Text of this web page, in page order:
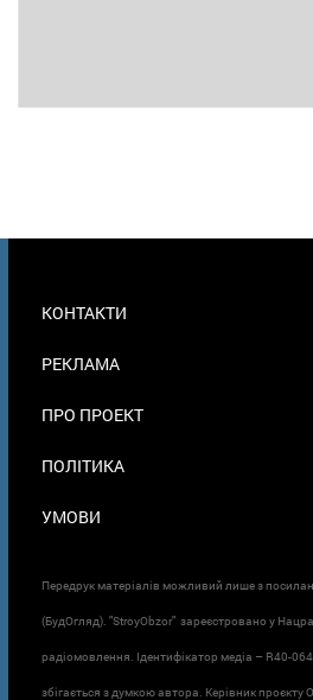
В
КОНТАКТИ
РЕКЛАМА
ПРО ПРОЕКТ
ПОЛІТИКА
УМОВИ
Передрук матеріалів можливий лише з
(БудОгляд). "StroyObzor" зареєстровано у
радіомовлення. Ідентифікатор медіа – R40-
збігається з думкою автора. Керівник